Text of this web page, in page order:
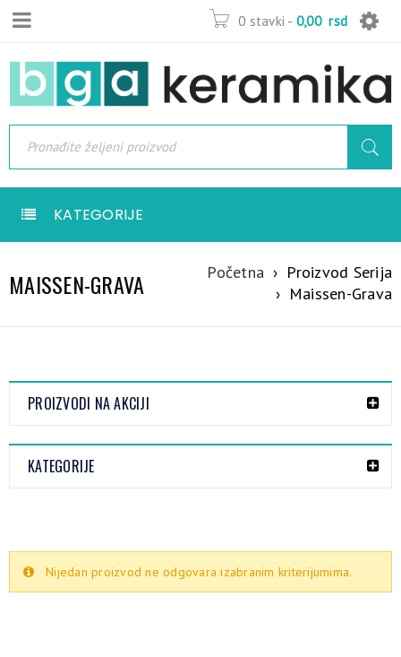
0 stavki - 0,00 rsd
KATEGORIJE
MAISSEN-GRAVA Početna › Proizvod Serija
› Maissen-Grava
PROIZVODI NA AKCIJI
KATEGORIJE
Nijedan proizvod ne odgovara izabranim kriterijumima.